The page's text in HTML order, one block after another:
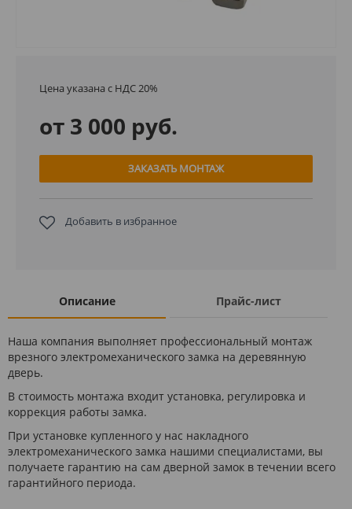
Цена указана с НДС 20%
от 3 000 руб.
ЗАКАЗАТЬ МОНТАЖ
Добавить в избранное
Описание Прайс-лист
Наша компания выполняет профессиональный монтаж
врезного электромеханического замка на деревянную
дверь.
В стоимость монтажа входит установка, регулировка и
коррекция работы замка.
При установке купленного у нас накладного
электромеханического замка нашими специалистами, вы
получаете гарантию на сам дверной замок в течении всего
гарантийного периода.